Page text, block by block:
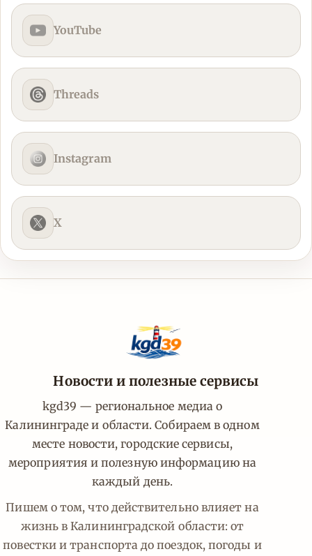
YouTube
Threads
Instagram
X
Новости и полезные сервисы
kgd39 — региональное медиа о
Калининграде и области. Собираем в одном
месте новости, городские сервисы,
мероприятия и полезную информацию на
каждый день.
Пишем о том, что действительно влияет на
жизнь в Калининградской области: от
повестки и транспорта до поездок, погоды и